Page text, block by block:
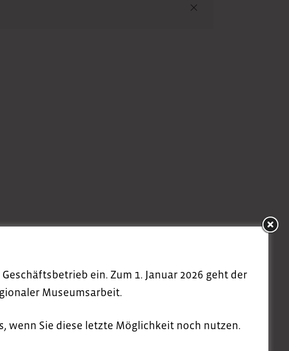
im
ein. Zum 1. Januar 2026 geht der
Museumsarbeit.
wenn Sie diese letzte Möglichkeit noch nutzen.